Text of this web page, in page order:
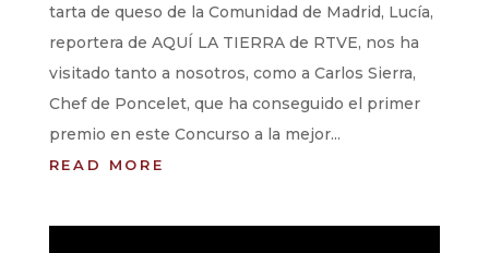
tarta de queso de la Comunidad de Madrid, Lucía,
reportera de AQUÍ LA TIERRA de RTVE, nos ha
visitado tanto a nosotros, como a Carlos Sierra,
Chef de Poncelet, que ha conseguido el primer
premio en este Concurso a la mejor...
READ MORE